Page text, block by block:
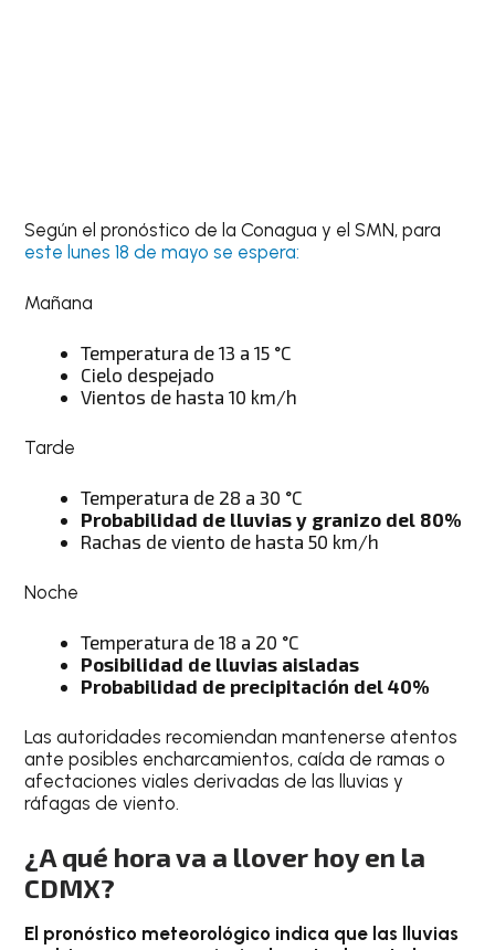
Según el pronóstico de la Conagua y el SMN, para
este lunes 18 de mayo se espera:
Mañana
Temperatura de 13 a 15 °C
Cielo despejado
Vientos de hasta 10 km/h
Tarde
Temperatura de 28 a 30 °C
Probabilidad de lluvias y granizo del 80%
Rachas de viento de hasta 50 km/h
Noche
Temperatura de 18 a 20 °C
Posibilidad de lluvias aisladas
Probabilidad de precipitación del 40%
Las autoridades recomiendan mantenerse atentos
ante posibles encharcamientos, caída de ramas o
afectaciones viales derivadas de las lluvias y
ráfagas de viento.
¿A qué hora va a llover hoy en la
CDMX?
El pronóstico meteorológico indica que las lluvias